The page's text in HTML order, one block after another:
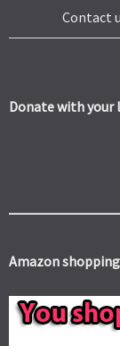
Contact
Donate with your
Amazon